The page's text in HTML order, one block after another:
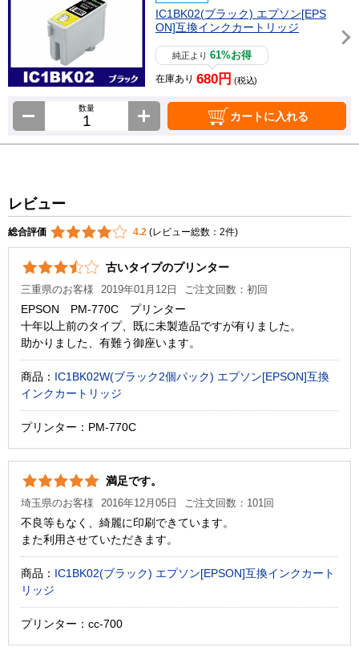
IC1BK02(ブラック) エプソン[EPS
ON]互換インクカートリッジ
純正より61%お得
在庫あり 680円 (税込)
数量
カートに入れる
レビュー
総合評価 4.2 (レビュー総数：2件)
古いタイプのプリンター
三重県のお客様 2019年01月12日 ご注文回数：初回
EPSON PM-770C プリンター
十年以上前のタイプ、既に未製造品ですが有りました。
助かりました、有難う御座います。
商品： IC1BK02W(ブラック2個パック) エプソン[EPSON]互換
インクカートリッジ
プリンター：PM-770C
満足です。
埼玉県のお客様 2016年12月05日 ご注文回数：101回
不良等もなく、綺麗に印刷できています。
また利用させていただきます。
商品： IC1BK02(ブラック) エプソン[EPSON]互換インクカート
リッジ
プリンター：cc-700